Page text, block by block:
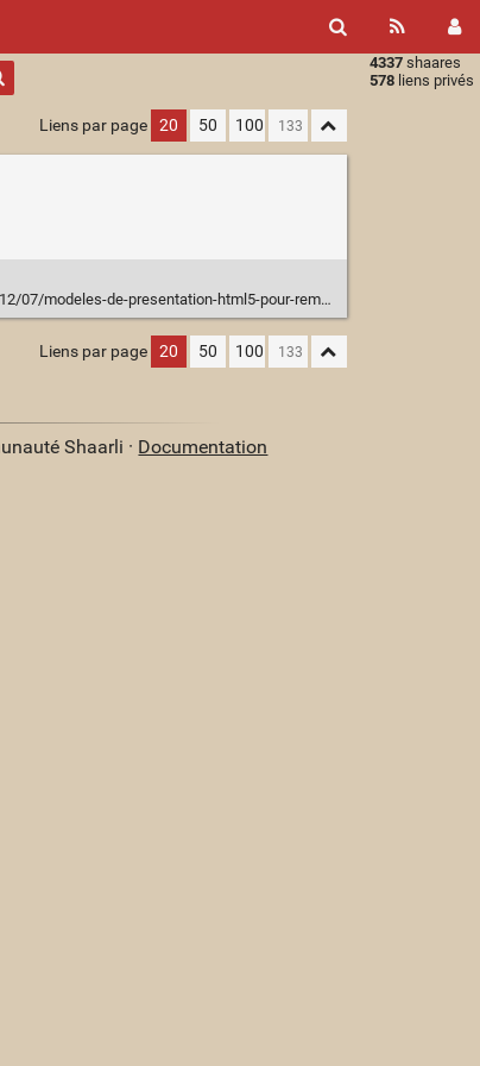
4337 shaares
578 liens privés
1 or
Liens par page 20 50 100
de-presentation-html5-pour-remplacer-powerpoint.html
Liens par page 20 50 100
Shaarli · Documentation